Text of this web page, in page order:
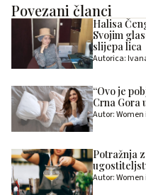
Povezani članci
Halisa
Svojim
slijepa lica
Autorica:
“Ovo je
Crna Gora
Autor:
Potražnja
Autor: